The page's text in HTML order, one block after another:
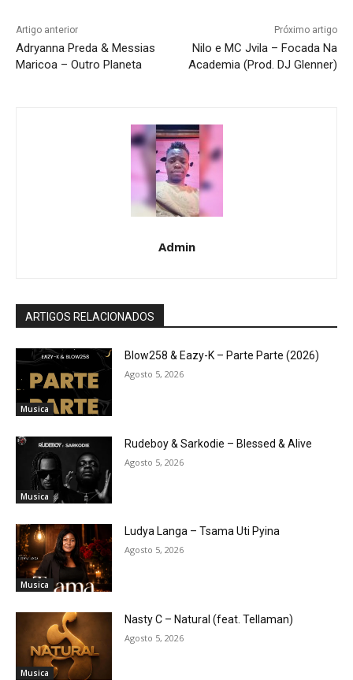
Artigo anterior
Adryanna Preda & Messias
Maricoa – Outro Planeta
Próximo artigo
Nilo e MC Jvila – Focada Na
Academia (Prod. DJ Glenner)
Admin
ARTIGOS RELACIONADOS
Musica
Blow258 & Eazy-K – Parte Parte (2026)
Agosto 5, 2026
Musica
Rudeboy & Sarkodie – Blessed & Alive
Agosto 5, 2026
Musica
Ludya Langa – Tsama Uti Pyina
Agosto 5, 2026
Musica
Nasty C – Natural (feat. Tellaman)
Agosto 5, 2026